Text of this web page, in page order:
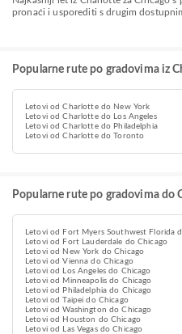
pronaći i usporediti s drugim
Popularne rute po gradovima iz
Letovi od Charlotte do New York
Letovi od Charlotte do Los Angeles
Letovi od Charlotte do Philadelphia
Letovi od Charlotte do Toronto
Popularne rute po gradovima do
Letovi od Fort Myers Southwest Florida
Letovi od Fort Lauderdale do Chicago
Letovi od New York do Chicago
Letovi od Vienna do Chicago
Letovi od Los Angeles do Chicago
Letovi od Minneapolis do Chicago
Letovi od Philadelphia do Chicago
Letovi od Taipei do Chicago
Letovi od Washington do Chicago
Letovi od Houston do Chicago
Letovi od Las Vegas do Chicago